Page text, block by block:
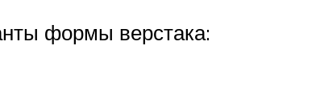
формы верстака: